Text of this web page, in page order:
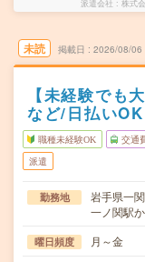
派遣会社 株式
未読 掲載日 2026/08/06
【未経験でも
など/日払いOK
職種未経験OK 交通
派遣
勤務地
岩手県一
一ノ関駅
曜日頻度 月～金